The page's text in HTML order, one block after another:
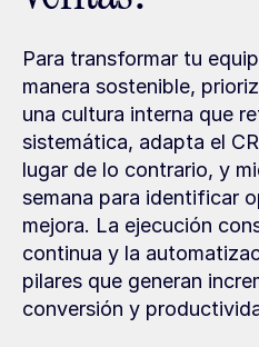
Para transformar tu
manera sostenible,
una cultura interna que
sistemática, adapta el
lugar de lo contrario, y
semana para identificar
mejora. La ejecución
continua y la
pilares que generan
conversión y